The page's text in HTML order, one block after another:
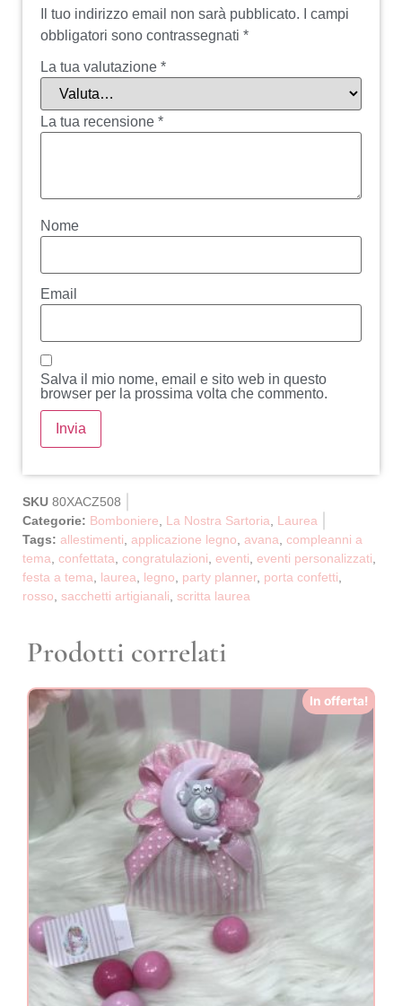
Il tuo indirizzo email non sarà pubblicato.
I campi
obbligatori sono contrassegnati *
La tua valutazione *
La tua recensione *
Nome
Email
Salva il mio nome, email e sito web in questo
browser per la prossima volta che commento.
SKU 80XACZ508
Categorie: Bomboniere La Nostra Sartoria
Laurea
Tags: allestimenti applicazione legno avana compleanni a
tema confettata congratulazioni eventi eventi personalizzati
festa a tema
laurea legno party planner, porta confetti
rosso sacchetti artigianali scritta laurea
Prodotti correlati
In offerta!